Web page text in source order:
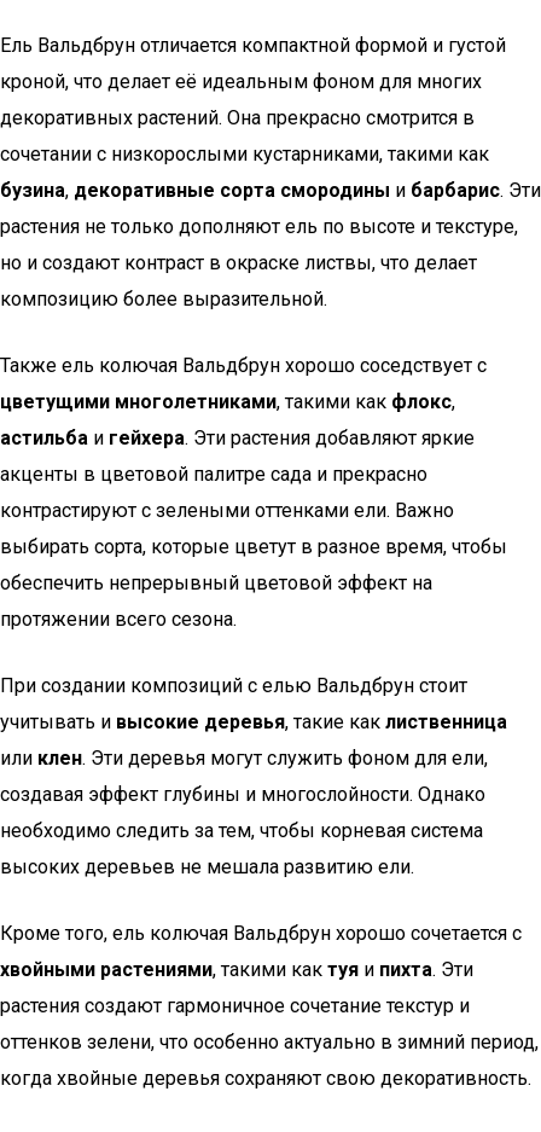
Ель Вальдбрун отличается компактной формой и густой
кроной, что делает её идеальным фоном для многих
декоративных растений. Она прекрасно смотрится в
сочетании с низкорослыми кустарниками, такими как
бузина, декоративные сорта смородины и барбарис. Эти
растения не только дополняют ель по высоте и текстуре,
но и создают контраст в окраске листвы, что делает
композицию более выразительной.
Также ель колючая Вальдбрун хорошо соседствует с
цветущими многолетниками, такими как флокс,
астильба и гейхера. Эти растения добавляют яркие
акценты в цветовой палитре сада и прекрасно
контрастируют с зелеными оттенками ели. Важно
выбирать сорта, которые цветут в разное время, чтобы
обеспечить непрерывный цветовой эффект на
протяжении всего сезона.
При создании композиций с елью Вальдбрун стоит
учитывать и высокие деревья, такие как лиственница
или клен. Эти деревья могут служить фоном для ели,
создавая эффект глубины и многослойности. Однако
необходимо следить за тем, чтобы корневая система
высоких деревьев не мешала развитию ели.
Кроме того, ель колючая Вальдбрун хорошо сочетается с
хвойными растениями, такими как туя и пихта. Эти
растения создают гармоничное сочетание текстур и
оттенков зелени, что особенно актуально в зимний период,
когда хвойные деревья сохраняют свою декоративность.